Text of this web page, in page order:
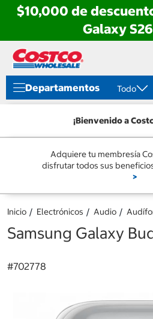
$10,000 de
Galaxy
directo
contenido
directo
menú
navegación
Departamentos Todo
¡Bienvenido a
Adquiere tu membresía
disfrutar todos sus
>
Inicio Electrónicos Audio
Samsung Galaxy
#702778